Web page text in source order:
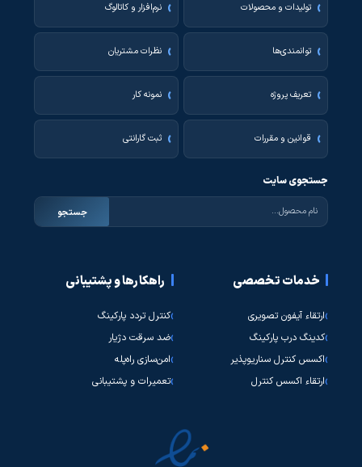
تولیدات و محصولات نرم‌افزار و کاتالوگ
توانمندی‌ها نظرات مشتریان
تعریف پروژه نمونه کار
قوانین و مقررات ثبت گارانتی
جستجوی سایت
جستجو
خدمات تخصصی
ارتقاء آیفون تصویری
کدینگ درب پارکینگ
اکسس کنترل سناریوپذیر
ارتقاء اکسس کنترل
راهکارها و پشتیبانی
کنترل تردد پارکینگ
ضد سرقت دژیار
امن‌سازی راه‌پله
تعمیرات و پشتیبانی